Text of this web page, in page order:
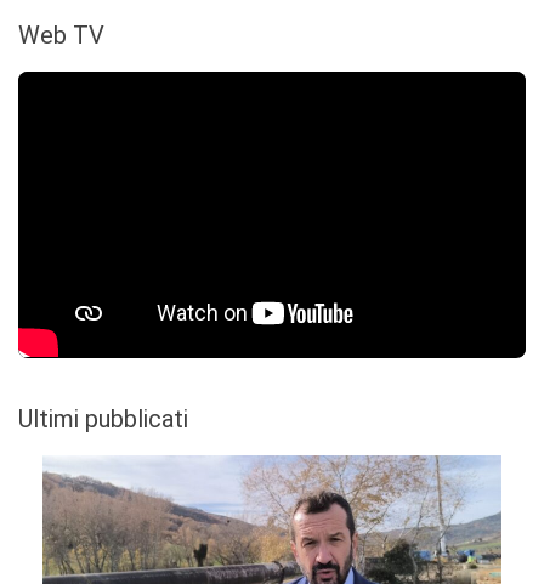
Web TV
Ultimi pubblicati